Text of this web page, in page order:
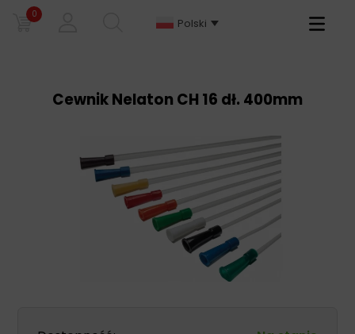
0
Polski
Primary
Cewnik Nelaton CH 16 dł. 400mm